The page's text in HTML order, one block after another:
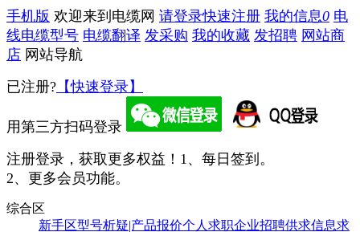
手机版 欢迎来到电缆网 请登录快速注册 我的信息0 电
线电缆型号 电缆翻译 发采购 我的收藏 发招聘 网站商
店 网站导航
已注册? 【快速登录】
用第三方扫码登录
注册登录，获取更多权益！ 1、每日签到。
2、更多会员功能。
综合区
新手区型号析疑|产品报价个人求职企业招聘供求信息求